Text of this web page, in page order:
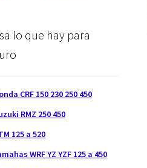
lo que hay para
CRF 150 230 250 450
RMZ 250 450
125 a 520
WRF YZ YZF 125 a 450